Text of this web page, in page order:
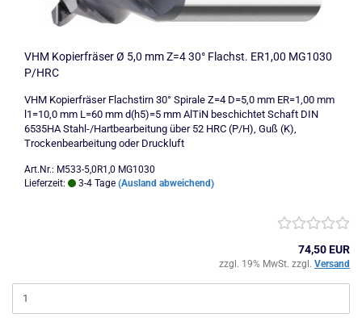
VHM Kopierfräser Ø 5,0 mm Z=4 30° Flachst. ER1,00 MG1030
P/HRC
VHM Kopierfräser Flachstirn 30° Spirale Z=4 D=5,0 mm ER=1,00 mm
l1=10,0 mm L=60 mm d(h5)=5 mm AlTiN beschichtet Schaft DIN
6535HA Stahl-/Hartbearbeitung über 52 HRC (P/H), Guß (K),
Trockenbearbeitung oder Druckluft
Art.Nr.: M533-5,0R1,0 MG1030
Lieferzeit:
3-4 Tage (Ausland abweichend)
74,50 EUR
zzgl. 19% MwSt. zzgl. Versand